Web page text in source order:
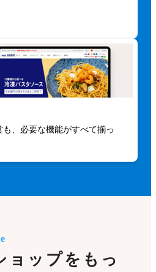
、必要な機能がすべて揃っ
ョップをもっ